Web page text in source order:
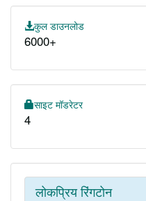
कुल डाउनलोड
6000+
साइट मॉडरेटर
4
लोकप्रिय रिंगटोन